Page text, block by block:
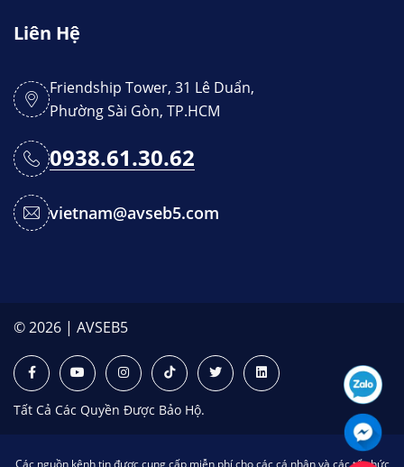
Liên Hệ
Friendship Tower, 31 Lê Duẩn,
Phường Sài Gòn, TP.HCM
0938.61.30.62
vietnam@avseb5.com
© 2026 | AVSEB5
Tất Cả Các Quyền Được Bảo Hộ.
Các nguồn kênh tin được cung cấp miễn phí cho các cá nhân và các tổ chức